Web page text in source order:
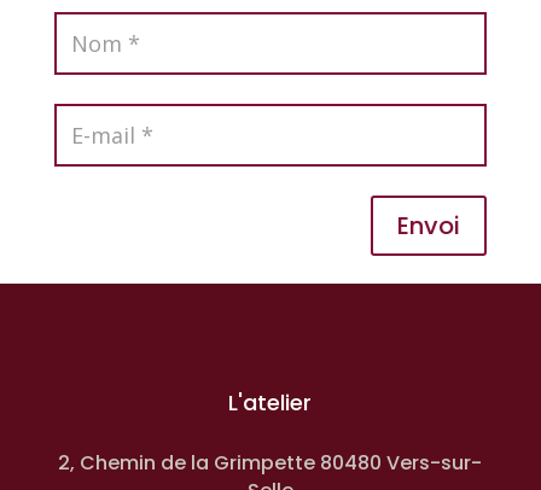
Envoi
L'atelier
2, Chemin de la Grimpette 80480 Vers-sur-